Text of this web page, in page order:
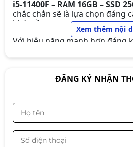
i5-11400F – RAM 16GB – SSD
chắc chắn sẽ là lựa chọn đáng
khúc tầm trung.
Với hiệu năng mạnh hơn đáng
hợp chongười làm việc
.
Xem thêm nội
ĐĂNG KÝ NHẬN
PC/ i5-6500/
Ram16G /
/
PC B760 –
làm việc, đồ
Liên hệ